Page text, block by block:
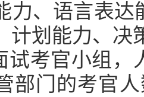
力、语言表
计划能力、决
试考官小组，
部门的考官